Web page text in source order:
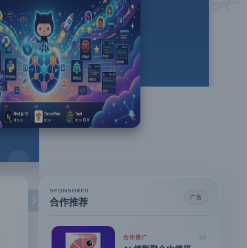
SPONSORED
合作推荐 广告
合作推广 01